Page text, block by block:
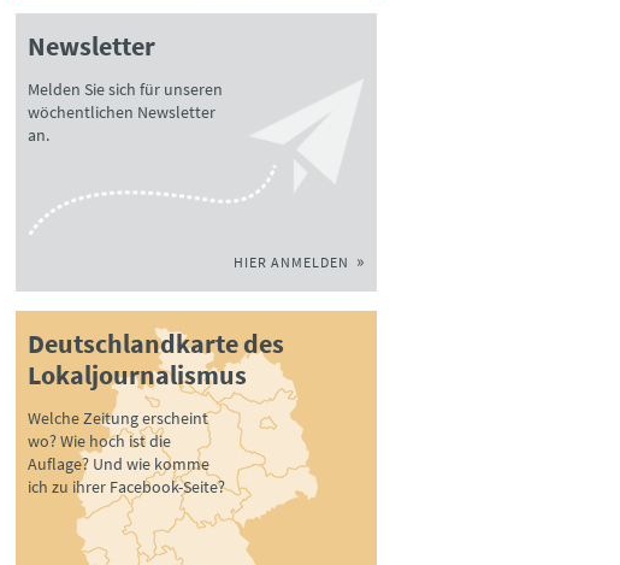
Newsletter
Melden Sie sich für unseren
wöchentlichen Newsletter
an.
HIER ANMELDEN
Deutschlandkarte des
Lokaljournalismus
Welche Zeitung erscheint
wo? Wie hoch ist die
Auflage? Und wie komme
ich zu ihrer Facebook-Seite?